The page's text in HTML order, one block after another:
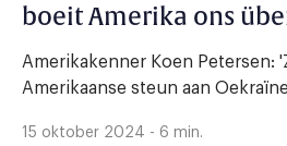
boeit Amerika ons
Amerikakenner Koen Petersen:
Amerikaanse steun aan
15 oktober 2024 - 6 min.